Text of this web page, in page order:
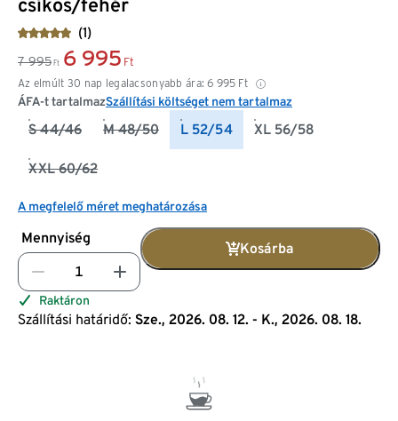
csíkos/fehér
(1)
7 995 Ft 6 995 Ft
Az elmúlt 30 nap legalacsonyabb ára: 6 995 Ft
ÁFA-t tartalmazSzállítási költséget nem tartalmaz
S 44/46 M 48/50 L 52/54 XL 56/58
XXL 60/62
A megfelelő méret meghatározása
Mennyiség
Kosárba
Raktáron
Szállítási határidő: Sze., 2026. 08. 12. - K., 2026. 08. 18.